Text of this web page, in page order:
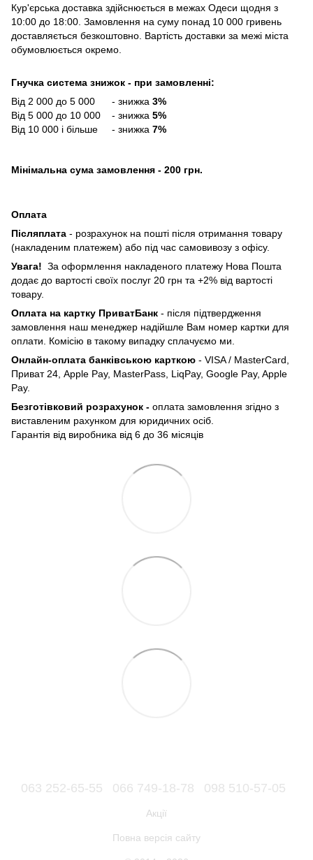
Кур'єрська доставка здійснюється в межах Одеси щодня з
10:00 до 18:00. Замовлення на суму понад 10 000 гривень
доставляється безкоштовно. Вартість доставки за межі міста
обумовлюється окремо.
Гнучка система знижок - при замовленні:
Від 2 000 до 5 000 - знижка 3%
Від 5 000 до 10 000 - знижка 5%
Від 10 000 і більше - знижка 7%
Мінімальна сума замовлення - 200 грн.
Оплата
Післяплата - розрахунок на пошті після отримання товару
(накладеним платежем) або під час самовивозу з офісу.
Увага! За оформлення накладеного платежу Нова Пошта
додає до вартості своїх послуг 20 грн та +2% від вартості
товару.
Оплата на картку ПриватБанк - після підтвердження
замовлення наш менеджер надійшле Вам номер картки для
оплати. Комісію в такому випадку сплачуємо ми.
Онлайн-оплата банківською карткою - VISA / MasterCard,
Приват 24, Apple Pay, MasterPass, LiqPay, Google Pay, Apple
Pay.
Безготівковий розрахунок - оплата замовлення згідно з
виставленим рахунком для юридичних осіб.
Гарантія від виробника від 6 до 36 місяців
063 252-65-55 066 749-18-78 098 510-57-05
Акції
Повна версія сайту